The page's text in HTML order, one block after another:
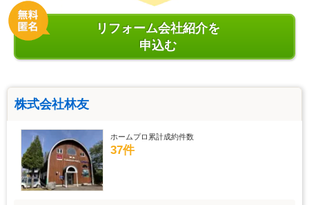
リフォーム会社紹介を
申込む
株式会社林友
ホームプロ累計成約件数
37件